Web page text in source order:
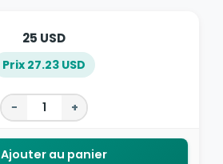
25 USD
Prix 27.23 USD
− +
Ajouter au panier